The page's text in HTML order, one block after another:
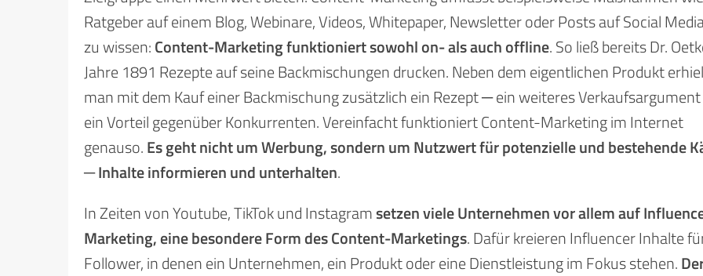
Ratgeber auf einem Blog, Webinare, Videos, Whitepaper, Newsletter oder Posts auf Social
zu wissen: Content-Marketing funktioniert sowohl on- als auch offline. So ließ bereits Dr.
Jahre 1891 Rezepte auf seine Backmischungen drucken. Neben dem eigentlichen Produkt
man mit dem Kauf einer Backmischung zusätzlich ein Rezept ─ ein weiteres
ein Vorteil gegenüber Konkurrenten. Vereinfacht funktioniert Content-Marketing im Internet
genauso. Es geht nicht um Werbung, sondern um Nutzwert für potenzielle und bestehende
─ Inhalte informieren und unterhalten.
In Zeiten von Youtube, TikTok und Instagramsetzen viele Unternehmen vor allem auf
Marketing, eine besondere Form des Content-Marketings. Dafür kreieren Influencer Inhalte
Follower, in denen ein Unternehmen, ein Produkt oder eine Dienstleistung im Fokus stehen.